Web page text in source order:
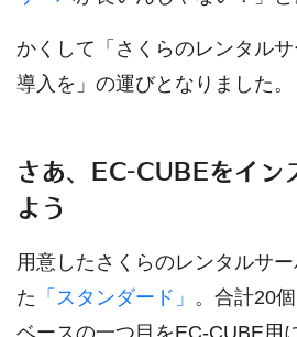
かくして「さくらのレンタル
導入を」の運びとなりました。
さあ、EC-CUBEをイン
よう
用意したさくらのレンタルサ
た 「スタンダード」 。合計20
ベースの一つ目をEC-CUBE用